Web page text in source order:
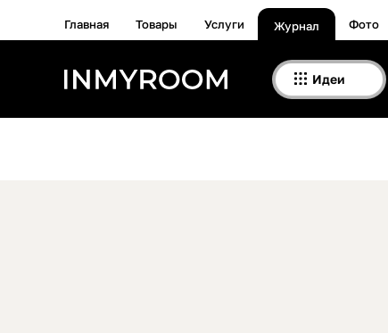
Главная Товары Услуги Журнал Фото
Идеи